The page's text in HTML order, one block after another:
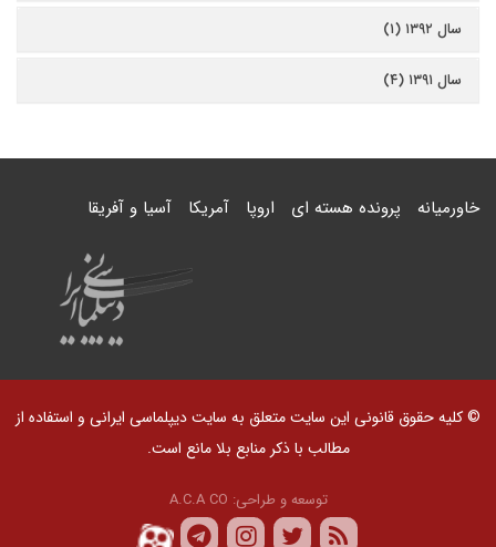
سال ۱۳۹۲ (۱)
سال ۱۳۹۱ (۴)
خاورمیانه پرونده هسته ای اروپا آمریکا آسیا و آفریقا
© کلیه حقوق قانونی این سایت متعلق به سایت دیپلماسی ایرانی و استفاده از
مطالب با ذکر منابع بلا مانع است.
توسعه و طراحی: A.C.A CO